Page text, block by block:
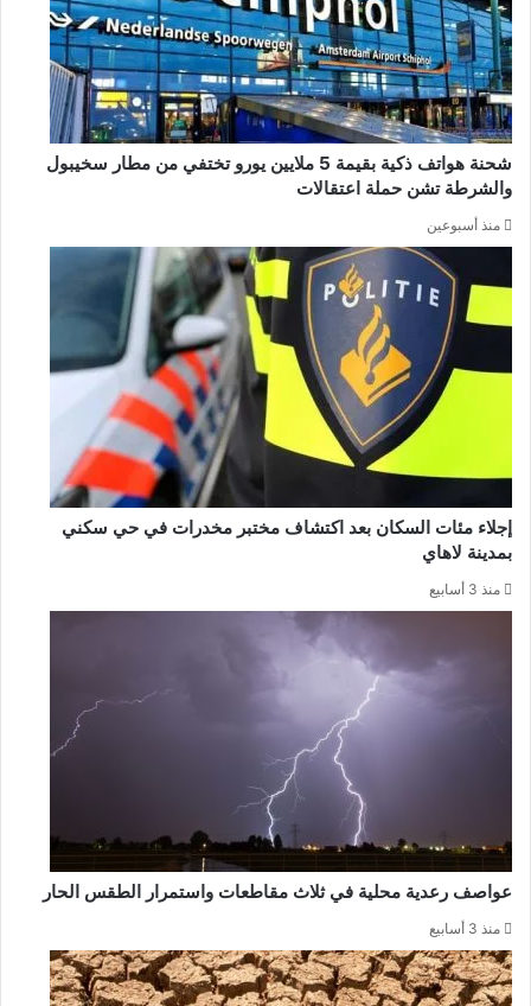
شحنة هواتف ذكية بقيمة 5 ملايين يورو تختفي من مطار سخيبول
والشرطة تشن حملة اعتقالات
منذ أسبوعين
إجلاء مئات السكان بعد اكتشاف مختبر مخدرات في حي سكني
بمدينة لاهاي
منذ 3 أسابيع
عواصف رعدية محلية في ثلاث مقاطعات واستمرار الطقس الحار
منذ 3 أسابيع